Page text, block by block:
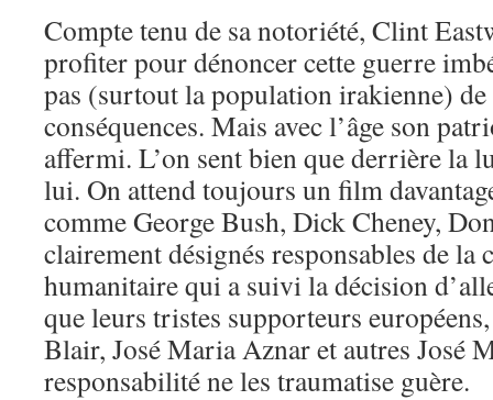
Compte tenu de sa notoriété, Clint
profiter pour dénoncer cette guerre
pas (surtout la population irakienne) de
conséquences. Mais avec l’âge son
affermi. L’on sent bien que derrière la
lui. On attend toujours un film
comme George Bush, Dick Cheney,
clairement désignés responsables de la
humanitaire qui a suivi la décision
que leurs tristes supporteurs
Blair, José Maria Aznar et autres José
responsabilité ne les traumatise guère.